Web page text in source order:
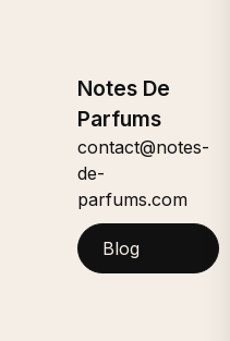
Notes De
Parfums
contact@notes-
de-
parfums.com
Blog